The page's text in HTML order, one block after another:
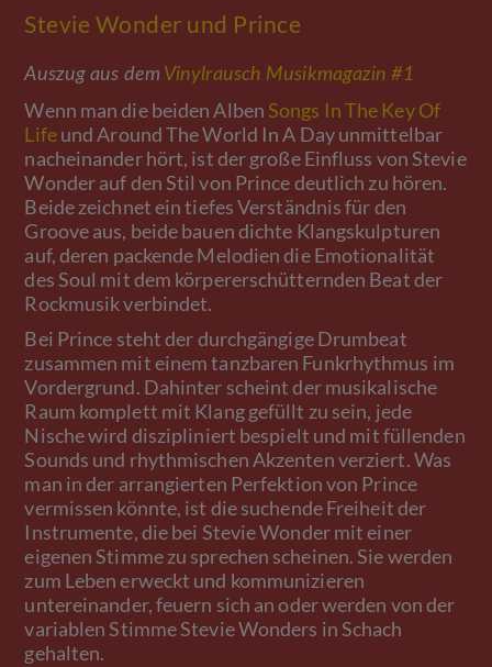
Stevie Wonder und Prince
Auszug aus dem Vinylrausch Musikmagazin #1
Wenn man die beiden Alben Songs In The Key Of
Lifeund Around The World In A Day unmittelbar
nacheinander hört, ist der große Einfluss von Stevie
Wonder auf den Stil von Prince deutlich zu hören.
Beide zeichnet ein tiefes Verständnis für den
Groove aus, beide bauen dichte Klangskulpturen
auf, deren packende Melodien die Emotionalität
des Soul mit dem körpererschütternden Beat der
Rockmusik verbindet.
Bei Prince steht der durchgängige Drumbeat
zusammen mit einem tanzbaren Funkrhythmus im
Vordergrund. Dahinter scheint der musikalische
Raum komplett mit Klang gefüllt zu sein, jede
Nische wird diszipliniert bespielt und mit füllenden
Sounds und rhythmischen Akzenten verziert. Was
man in der arrangierten Perfektion von Prince
vermissen könnte, ist die suchende Freiheit der
Instrumente, die bei Stevie Wonder mit einer
eigenen Stimme zu sprechen scheinen. Sie werden
zum Leben erweckt und kommunizieren
untereinander, feuern sich an oder werden von der
variablen Stimme Stevie Wonders in Schach
gehalten.